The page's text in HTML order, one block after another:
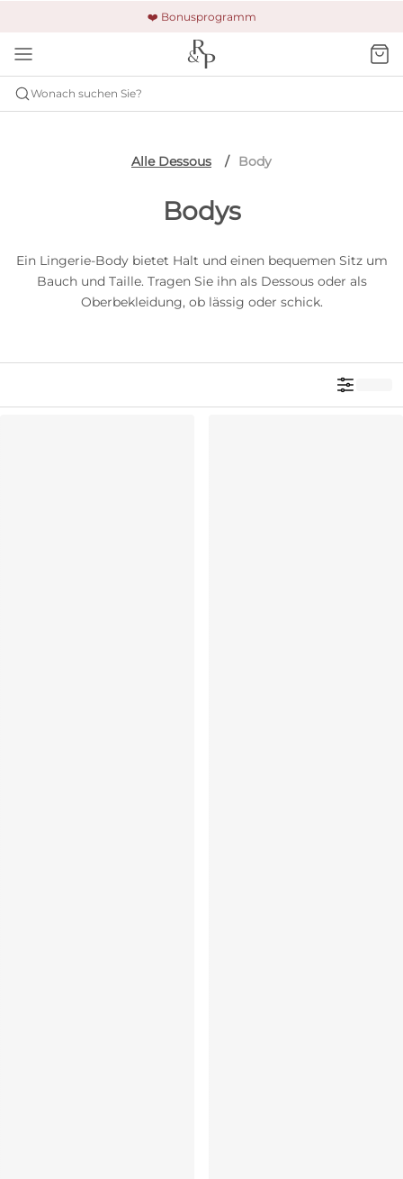
❤️ Bonusprogramm
🚚 Kostenloser Versand und Rückgabe
🔒 Gesicherte Zahlung
Wonach suchen Sie?
Alle Dessous Body
Bodys
Ein Lingerie-Body bietet Halt und einen bequemen Sitz um
Bauch und Taille. Tragen Sie ihn als Dessous oder als
Oberbekleidung, ob lässig oder schick.